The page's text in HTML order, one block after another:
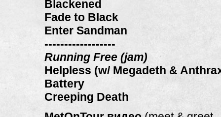
Blackened
Fade to Black
Enter Sandman
------------------
Running Free (jam)
Helpless (w/ Megadeth &
Battery
Creeping Death